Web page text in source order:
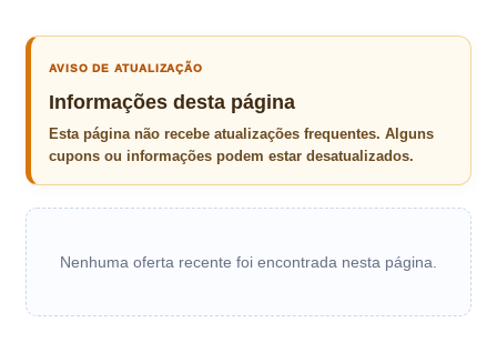
AVISO DE ATUALIZAÇÃO
Informações desta página
Esta página não recebe atualizações frequentes. Alguns
cupons ou informações podem estar desatualizados.
Nenhuma oferta recente foi encontrada nesta página.